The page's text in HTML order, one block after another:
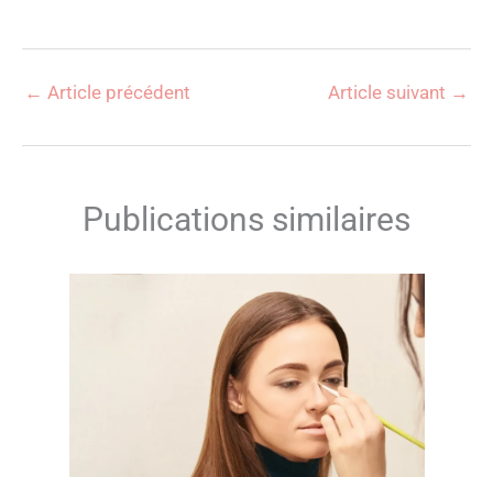
← Article précédent Article suivant →
Publications similaires